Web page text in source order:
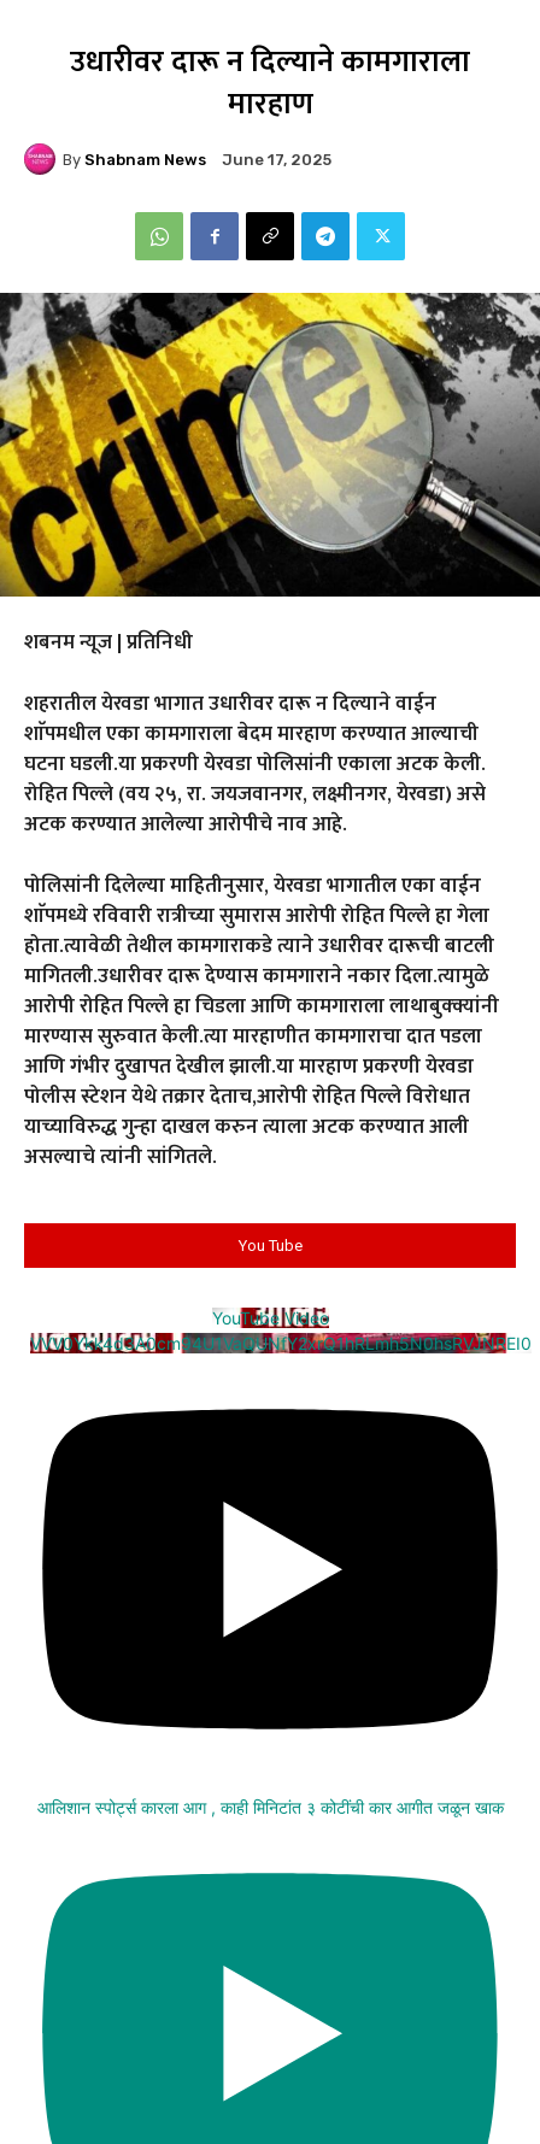
उधारीवर दारू न दिल्याने कामगाराला
मारहाण
By Shabnam News June 17, 2025
शबनम न्यूज | प्रतिनिधी
शहरातील येरवडा भागात उधारीवर दारू न दिल्याने वाईन
शाॅपमधील एका कामगाराला बेदम मारहाण करण्यात आल्याची
घटना घडली.या प्रकरणी येरवडा पोलिसांनी एकाला अटक केली.
रोहित पिल्ले (वय २५, रा. जयजवानगर, लक्ष्मीनगर, येरवडा) असे
अटक करण्यात आलेल्या आरोपीचे नाव आहे.
पोलिसांनी दिलेल्या माहितीनुसार, येरवडा भागातील एका वाईन
शाॅपमध्ये रविवारी रात्रीच्या सुमारास आरोपी रोहित पिल्ले हा गेला
होता.त्यावेळी तेथील कामगाराकडे त्याने उधारीवर दारूची बाटली
मागितली.उधारीवर दारू देण्यास कामगाराने नकार दिला.त्यामुळे
आरोपी रोहित पिल्ले हा चिडला आणि कामगाराला लाथाबुक्क्यांनी
मारण्यास सुरुवात केली.त्या मारहाणीत कामगाराचा दात पडला
आणि गंभीर दुखापत देखील झाली.या मारहाण प्रकरणी येरवडा
पोलीस स्टेशन येथे तक्रार देताच,आरोपी रोहित पिल्ले विरोधात
याच्याविरुद्ध गुन्हा दाखल करुन त्याला अटक करण्यात आली
असल्याचे त्यांनी सांगितले.
You Tube
YouTube Video
VVV0Ykk4d3A0cm94U1VaQUNfY2xrQ1hRLmh5N0hsRVJNREI0
आलिशान स्पोर्ट्स कारला आग , काही मिनिटांत ३ कोटींची कार आगीत जळून खाक